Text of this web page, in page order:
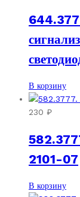
В корзину
230 ₽
2101-07
В корзину